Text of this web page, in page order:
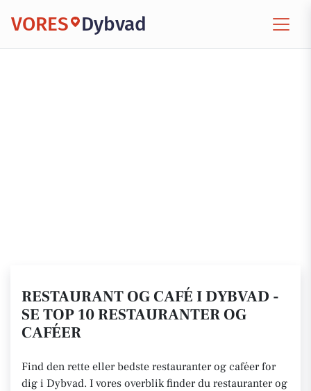
VORES Dybvad
RESTAURANT OG CAFÉ I DYBVAD -
SE TOP 10 RESTAURANTER OG
CAFÉER
Find den rette eller bedste restauranter og caféer for
dig i Dybvad. I vores overblik finder du restauranter og